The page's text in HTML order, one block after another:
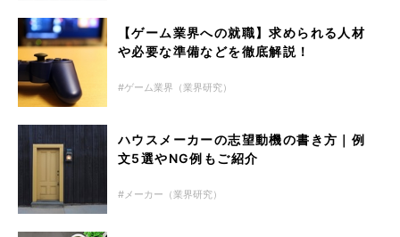
【ゲーム業界への就職】求められる人材
や必要な準備などを徹底解説！
ゲーム業界（業界研究）
ハウスメーカーの志望動機の書き方｜例
文5選やNG例もご紹介
メーカー（業界研究）